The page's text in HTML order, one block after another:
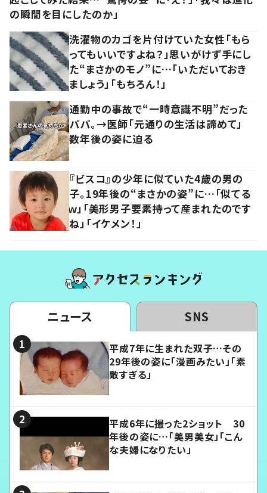
の瞬間を目にしたのか」
洗濯物のカゴを片付けていた女性「もら
ってもいいですよね？」思いがけず手にし
た“まさかのモノ”に…「いただいておき
ましょう」「もちろん！」
通勤中の事故で“一時意識不明”だった
パパ。→医師「元通りの生活は諦めて」
数年後の姿に迫る
『ビスコ』の少年に似ていた4歳の男の
子。19年後の“まさかの姿”に…「似てる
ｗ」「美形男子要素持って産まれたのです
ね」「イケメン！」
ニュース SNS
平成7年に生まれた双子…その
29年後の姿に「漫画みたい」「素
敵すぎる」
平成6年に撮った2ショット 30
年後の姿に…「美男美女」「こん
な夫婦になりたい」